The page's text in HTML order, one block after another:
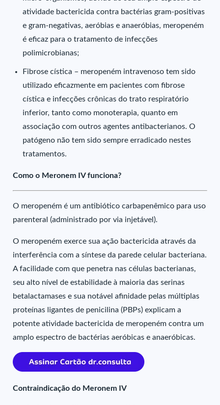
atividade bactericida contra bactérias gram-positivas
e gram-negativas, aeróbias e anaeróbias, meropeném
é eficaz para o tratamento de infecções
polimicrobianas;
Fibrose cística – meropeném intravenoso tem sido
utilizado eficazmente em pacientes com fibrose
cística e infecções crônicas do trato respiratório
inferior, tanto como monoterapia, quanto em
associação com outros agentes antibacterianos. O
patógeno não tem sido sempre erradicado nestes
tratamentos.
Como o Meronem IV funciona?
O meropeném é um antibiótico carbapenêmico para uso
parenteral (administrado por via injetável).
O meropeném exerce sua ação bactericida através da
interferência com a síntese da parede celular bacteriana.
A facilidade com que penetra nas células bacterianas,
seu alto nível de estabilidade à maioria das serinas
betalactamases e sua notável afinidade pelas múltiplas
proteínas ligantes de penicilina (PBPs) explicam a
potente atividade bactericida de meropeném contra um
amplo espectro de bactérias aeróbicas e anaeróbicas.
Contraindicação do Meronem IV